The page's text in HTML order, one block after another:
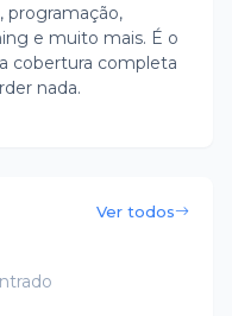
programação,
e muito mais. É o
cobertura completa
nada.
Ver todos